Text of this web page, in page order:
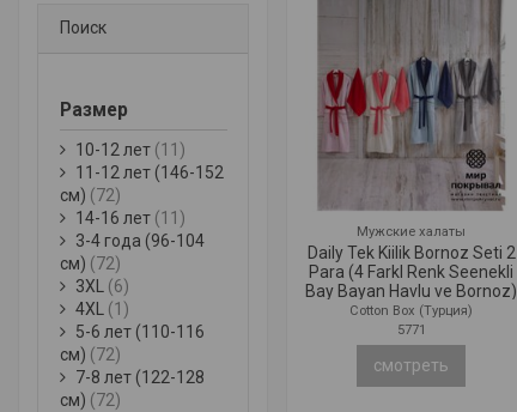
Мужские халаты
Daily Tek Kiilik Bornoz Seti 2
Para (4 Farkl Renk Seenekli
Bay Bayan Havlu ve Bornoz)
Cotton Box (Турция)
5771
смотреть
Поиск
Размер
10-12 лет (11)
11-12 лет (146-152
см) (72)
14-16 лет (11)
3-4 года (96-104
см) (72)
3XL (6)
4XL (1)
5-6 лет (110-116
см) (72)
7-8 лет (122-128
см) (72)